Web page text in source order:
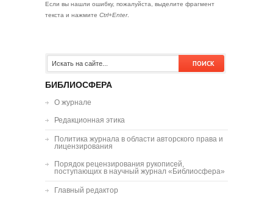
Если вы нашли ошибку, пожалуйста, выделите фрагмент
текста и нажмите Ctrl+Enter.
БИБЛИОСФЕРА
О журнале
Редакционная этика
Политика журнала в области авторского права и
лицензирования
Порядок рецензирования рукописей,
поступающих в научный журнал «Библиосфера»
Главный редактор